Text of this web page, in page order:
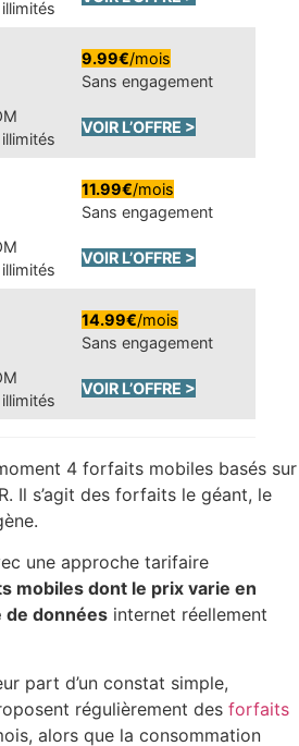
9.99€/mois
Sans engagement
VOIR L’OFFRE >
11.99€/mois
Sans engagement
VOIR L’OFFRE >
14.99€/mois
Sans engagement
VOIR L’OFFRE >
4 forfaits mobiles basés sur
Il s’agit des forfaits le géant, le
une approche tarifaire
mobiles dont le prix varie en
de données internet réellement
part d’un constat simple,
régulièrement des forfaits
alors que la consommation